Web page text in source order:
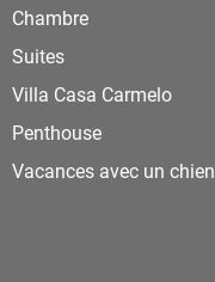
Chambre
Suites
Villa Casa Carmelo
Penthouse
Vacances avec un chien